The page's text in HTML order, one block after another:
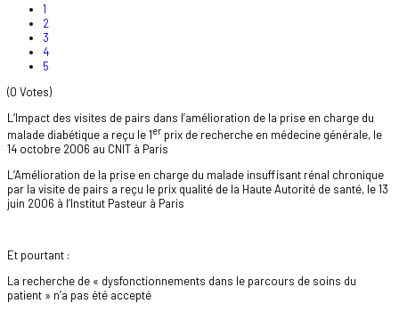
1
2
3
4
5
(0 Votes)
L’Impact des visites de pairs dans l’amélioration de la prise en charge du
malade diabétique a reçu le 1er prix de recherche en médecine générale, le
14 octobre 2006 au CNIT à Paris
L’Amélioration de la prise en charge du malade insuffisant rénal chronique
par la visite de pairs a reçu le prix qualité de la Haute Autorité de santé, le 13
juin 2006 à l’Institut Pasteur à Paris
Et pourtant :
La recherche de « dysfonctionnements dans le parcours de soins du
patient » n’a pas été accepté